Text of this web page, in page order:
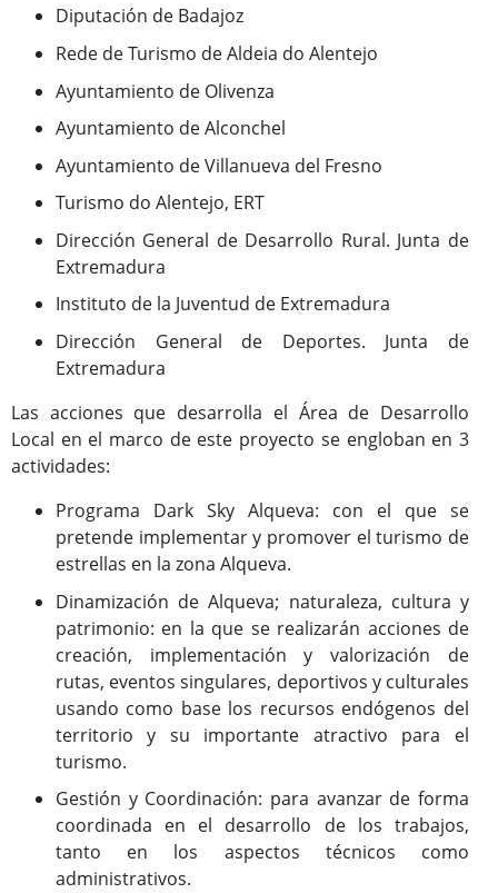
Diputación de Badajoz
Rede de Turismo de Aldeia do Alentejo
Ayuntamiento de Olivenza
Ayuntamiento de Alconchel
Ayuntamiento de Villanueva del Fresno
Turismo do Alentejo, ERT
Dirección General de Desarrollo Rural. Junta de
Extremadura
Instituto de la Juventud de Extremadura
Dirección General de Deportes. Junta de
Extremadura
Las acciones que desarrolla el Área de Desarrollo
Local en el marco de este proyecto se engloban en 3
actividades:
Programa Dark Sky Alqueva: con el que se
pretende implementar y promover el turismo de
estrellas en la zona Alqueva.
Dinamización de Alqueva; naturaleza, cultura y
patrimonio: en la que se realizarán acciones de
creación, implementación y valorización de
rutas, eventos singulares, deportivos y culturales
usando como base los recursos endógenos del
territorio y su importante atractivo para el
turismo.
Gestión y Coordinación: para avanzar de forma
coordinada en el desarrollo de los trabajos,
tanto en los aspectos técnicos como
administrativos.